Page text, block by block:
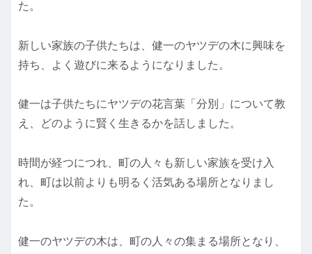
た。
新しい家族の子供たちは、健一のヤツデの木に興味を
持ち、よく遊びに来るようになりました。
健一は子供たちにヤツデの花言葉「分別」について教
え、どのように賢く生きるかを話しました。
時間が経つにつれ、町の人々も新しい家族を受け入
れ、町は以前よりも明るく活気ある場所となりまし
た。
健一のヤツデの木は、町の人々の集まる場所となり、